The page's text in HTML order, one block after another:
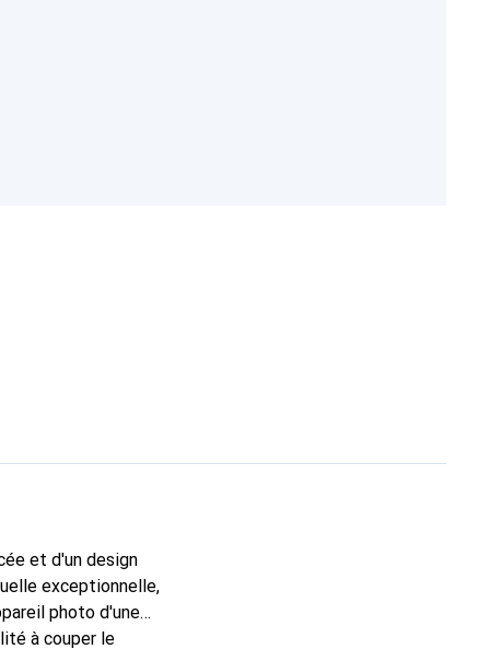
et d'un design
exceptionnelle,
photo d'une
à couper le